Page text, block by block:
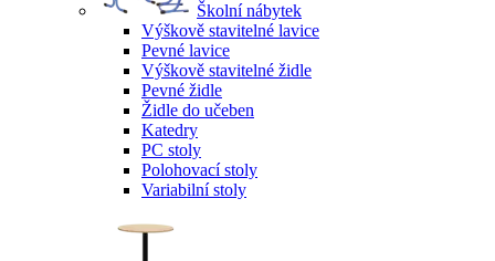
Školní nábytek
Výškově stavitelné lavice
Pevné lavice
Výškově stavitelné židle
Pevné židle
Židle do učeben
Katedry
PC stoly
Polohovací stoly
Variabilní stoly